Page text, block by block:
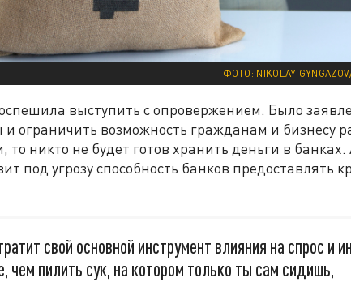
ФОТО: NIKOLAY
выступить с опровержением. Было
ограничить возможность гражданам и бизнесу
то никто не будет готов хранить деньги в банках.
под угрозу способность банков предоставлять
свой основной инструмент влияния на спрос и
чем пилить сук, на котором только ты сам сидишь,